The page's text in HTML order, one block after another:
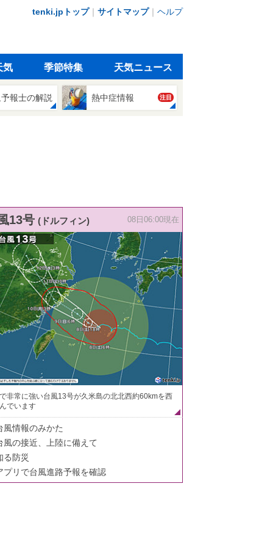
tenki.jpトップ｜ サイトマップ｜ ヘルプ
気 季節特集 天気ニュース
報士の解説 熱中症情報 注目
13号 (ドルフィン) 08日06:00現在
非常に強い台風13号が久米島の北北西約60kmを西
でいます
風情報のみかた
風の接近、上陸に備えて
る防災
プリで台風進路予報を確認